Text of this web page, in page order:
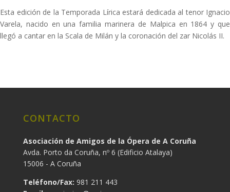
Esta edición de la Temporada Lírica estará dedicada al tenor Ignacio
Varela, nacido en una familia marinera de Malpica en 1864 y que
llegó a cantar en la Scala de Milán y la coronación del zar Nicolás II.
CONTACTO
Asociación de Amigos de la Ópera de A Coruña
Avda. Porto da Coruña, nº 6 (Edificio Atalaya)
15006 - A Coruña
Teléfono/Fax: 981 211 443